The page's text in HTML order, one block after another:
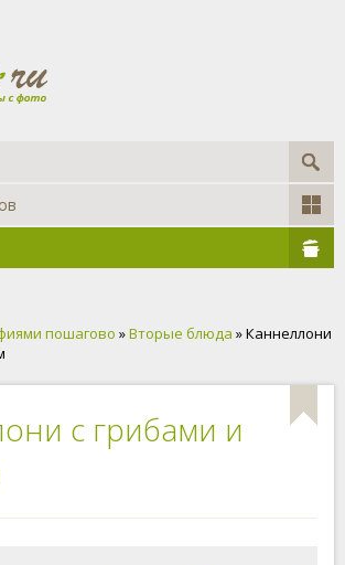
пошагово »Вторые блюда » Каннеллони
с грибами и